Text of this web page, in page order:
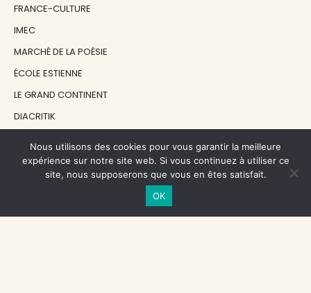
FRANCE-CULTURE
IMEC
MARCHÉ DE LA POÉSIE
ÉCOLE ESTIENNE
LE GRAND CONTINENT
DIACRITIK
NOS SOUTIENS
CENTRE NATIONAL DU LIVRE
Nous utilisons des cookies pour vous garantir la meilleure
expérience sur notre site web. Si vous continuez à utiliser ce
site, nous supposerons que vous en êtes satisfait.
OK